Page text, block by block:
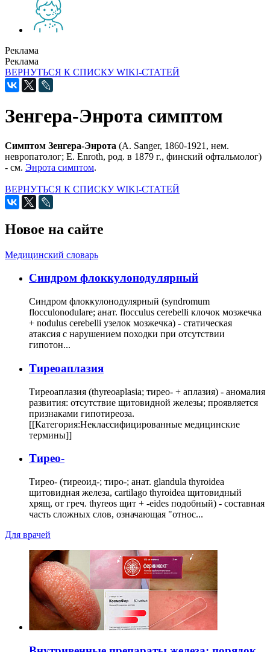
Реклама
Реклама
ВЕРНУТЬСЯ К СПИСКУ WIKI-СТАТЕЙ
Зенгера-Энрота симптом
Симптом Зенгера-Энрота (A. Sanger, 1860-1921, нем.
невропатолог; Е. Enroth, род. в 1879 г., финский офтальмолог)
- см. Энрота симптом.
ВЕРНУТЬСЯ К СПИСКУ WIKI-СТАТЕЙ
Новое на сайте
Медицинский словарь
Cиндром флоккулонодулярный
Синдром флоккулонодулярный (syndromum
flocculonodulare; анат. flocculus cerebelli клочок мозжечка
+ nodulus cerebelli узелок мозжечка) - статическая
атаксия с нарушением походки при отсутствии
гипотон...
Тиреоаплазия
Тиреоаплазия (thyreoaplasia; тирео- + аплазия) - аномалия
развития: отсутствие щитовидной железы; проявляется
признаками гипотиреоза.
[[Категория:Неклассифицированные медицинские
термины]]
Тирео-
Тирео- (тиреоид-; тиро-; анат. glandula thyroidea
щитовидная железа, cartilago thyroidea щитовидный
хрящ, от греч. thyreos щит + -eides подобный) - составная
часть сложных слов, означающая "относ...
Для врачей